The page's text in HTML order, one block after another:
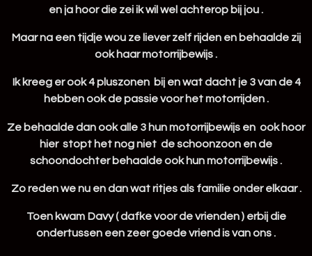
en ja hoor die zei ik wil wel achterop bij jou .
Maar na een tijdje wou ze liever zelf rijden en behaalde zij
ook haar motorrijbewijs .
Ik kreeg er ook 4 pluszonen bij en wat dacht je 3 van de 4
hebben ook de passie voor het motorrijden .
Ze behaalde dan ook alle 3 hun motorrijbewijs en ook hoor
hier stopt het nog niet de schoonzoon en de
schoondochter behaalde ook hun motorrijbewijs .
Zo reden we nu en dan wat ritjes als familie onder elkaar .
Toen kwam Davy ( dafke voor de vrienden ) erbij die
ondertussen een zeer goede vriend is van ons .